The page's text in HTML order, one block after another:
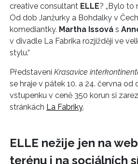
creative consultant ELLE? „Bylo to
Od dob Janžurky a Bohdalky v
komediantky. Martha Issová s
v divadle La Fabrika rozjíždějí ve
stylu.“
Představení Krasavice
se hraje v pátek 10. a 24. června od
vstupenku v ceně 350 korun si
stránkách La Fabriky.
ELLE nežije jen na
terénu i na sociálních